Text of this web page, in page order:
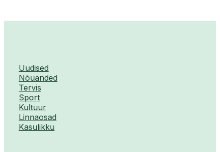
Uudised
Nõuanded
Tervis
Sport
Kultuur
Linnaosad
Kasulikku